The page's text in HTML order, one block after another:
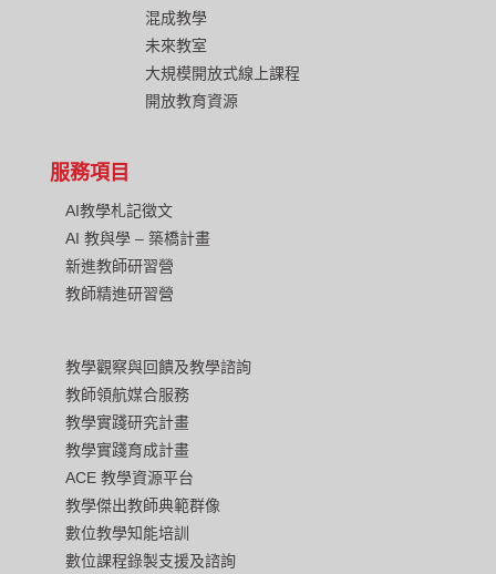
混成教學
未來教室
大規模開放式線上課程
開放教育資源
服務項目
AI教學札記徵文
AI 教與學 – 築橋計畫
新進教師研習營
教師精進研習營
教學觀察與回饋及教學諮詢
教師領航媒合服務
教學實踐研究計畫
教學實踐育成計畫
ACE 教學資源平台
教學傑出教師典範群像
數位教學知能培訓
數位課程錄製支援及諮詢